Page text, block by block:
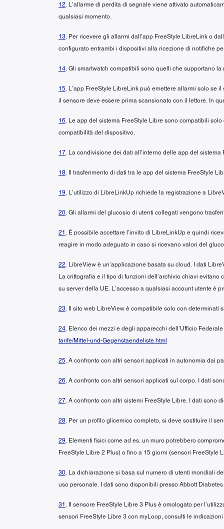
12. L’allarme di perdita di segnale viene attivato
qualsiasi momento.
13. Per ricevere gli allarmi dall’app FreeStyle LibreLink o
configurato entrambi i dispositivi alla ricezione di notifiche
14. Gli smartwatch compatibili sono quelli che supportano
15. L’app FreeStyle LibreLink può emettere allarmi solo se
il sensore deve essere prima scansionato con il lettore. In
16. Le app del sistema FreeStyle Libre sono compatibili
compatibilità del dispositivo.
17. La condivisione dei dati all’interno delle app del
18. Il trasferimento di dati tra le app del sistema FreeStyle
19. L’utilizzo di LibreLinkUp richiede la registrazione a
20. Gli allarmi del glucosio di utenti collegati vengono
21 . È possibile accettare l’invito di LibreLinkUp e quindi
reagire in modo adeguato in caso si ricevano valori del
22. LibreView è un’applicazione basata su cloud. I dati
La crittografia e il tipo di funzioni dell’archivio chiavi
su server della UE. L’accesso a qualsiasi account utente è
23. Il sito web LibreView è compatibile solo con
24. Elenco dei mezzi e degli apparecchi dell’Ufficio
tarife/Mittel-und-Gegenstaendeliste.html
25. A confronto con altri sensori applicati in autonomia dai
26. A confronto con altri sensori applicati sul corpo. I dati
27. A confronto con altri sistemi FreeStyle Libre. I dati sono
28. Per un profilo glicemico completo, si deve sostituire il
29. Elementi fisici come ad es. un muro potrebbero
FreeStyle Libre 2 Plus) o fino a 15 giorni (sensori FreeStyle
30. La dichiarazione si basa sul numero di utenti mondiali
uso personale. I dati sono disponibili presso Abbott
31 . Il sensore FreeStyle Libre 3 Plus è omologato per
sensori FreeStyle Libre 3 con myLoop, consulti le indicazioni